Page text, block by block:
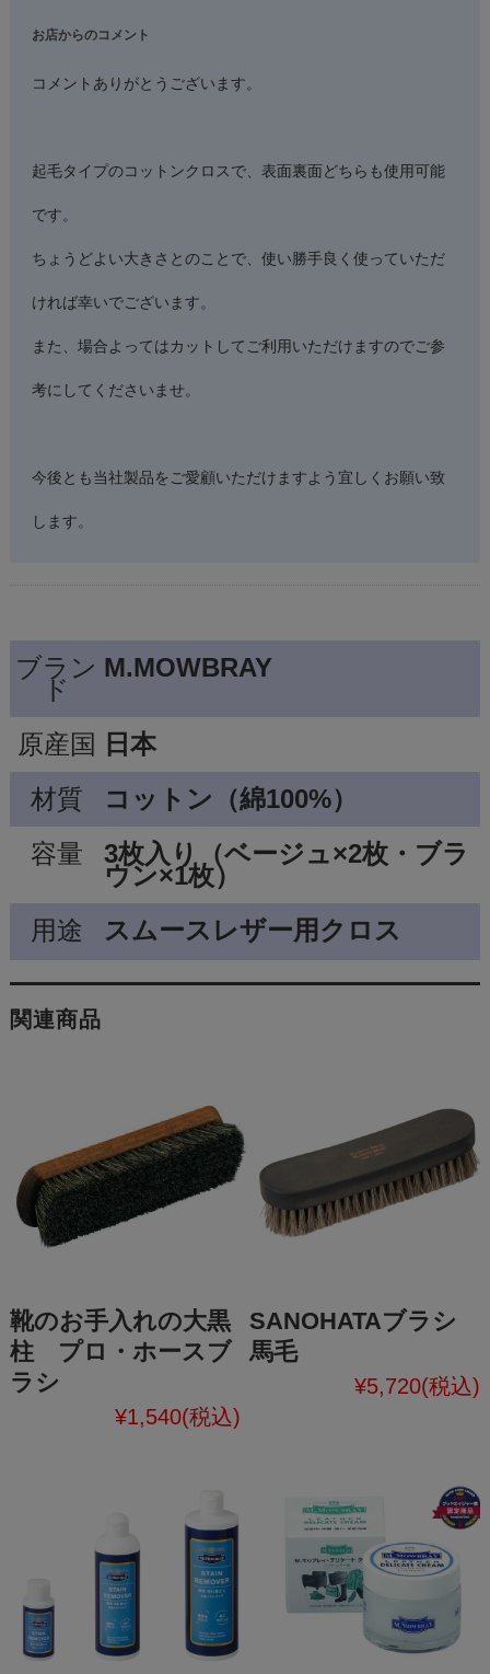
お店からのコメント
コメントありがとうございます。
起毛タイプのコットンクロスで、表面裏面どちらも使用可能
です。
ちょうどよい大きさとのことで、使い勝手良く使っていただ
ければ幸いでございます。
また、場合よってはカットしてご利用いただけますのでご参
考にしてくださいませ。
今後とも当社製品をご愛顧いただけますよう宜しくお願い致
します。
ブラン
ド
M.MOWBRAY
原産国 日本
材質
コットン（綿100%）
容量
3枚入り（ベージュ×2枚・ブラ
ウン×1枚）
用途
スムースレザー用クロス
関連商品
靴のお手入れの大黒
柱 プロ・ホースブ
ラシ
¥1,540(税込)
SANOHATAブラシ
馬毛
¥5,720(税込)